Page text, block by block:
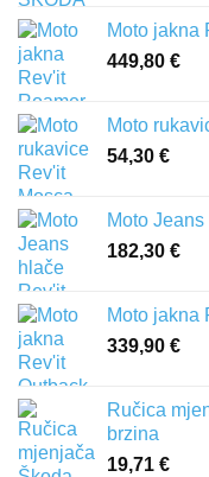
Moto jakna
449,80 €
Moto
54,30 €
Moto
182,30 €
Moto jakna
339,90 €
Ručica
brzina
19,71 €